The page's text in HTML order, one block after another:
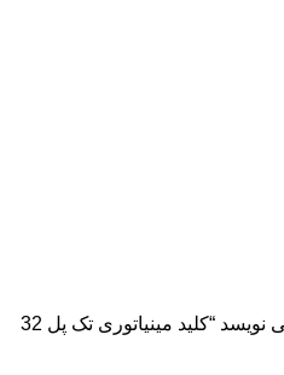
اولین کسی باشید که دیدگاهی می نویسد “کلید مینیاتوری تک پل 32